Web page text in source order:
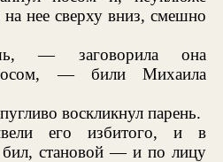
нее сверху вниз, смешно
— заговорила она
— били Михаила
воскликнул парень.
его избитого, и в
становой — и по лицу